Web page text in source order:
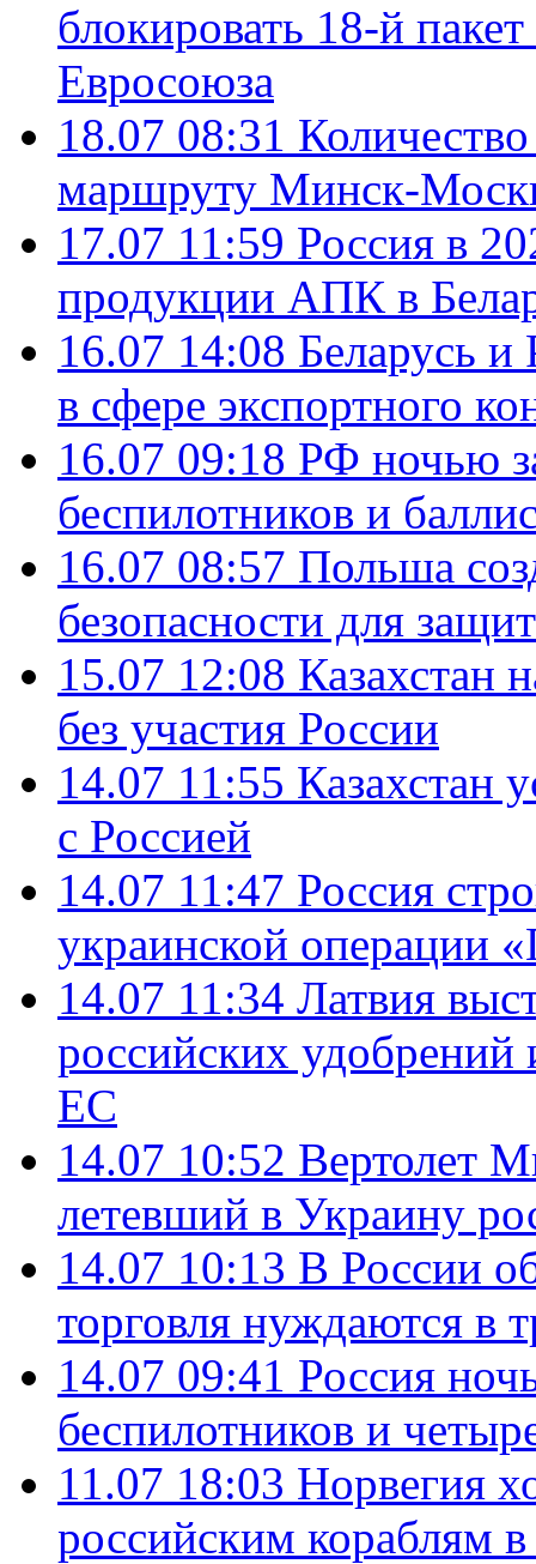
блокировать 18-й
Евросоюза
18.07 08:31
маршруту Минск-
17.07 11:59 Россия в
продукции АПК в
16.07 14:08 Беларусь и
в сфере экспортного
16.07 09:18 РФ ночью
беспилотников и
16.07 08:57 Польша
безопасности для
15.07 12:08 Казахстан
без участия России
14.07 11:55 Казахстан
с Россией
14.07 11:47 Россия
украинской операции
14.07 11:34 Латвия
российских
ЕС
14.07 10:52 Вертолет
летевший в Украину
14.07 10:13 В России
торговля нуждаются в
14.07 09:41 Россия
беспилотников и
11.07 18:03 Норвегия
российским кораблям